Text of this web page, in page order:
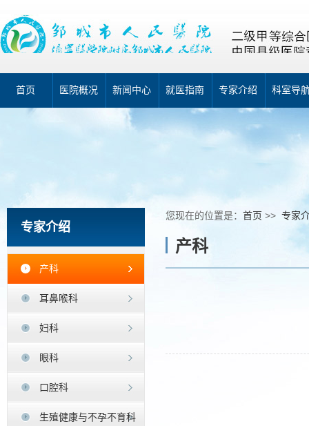
首页 医院概况 新闻中心 就医指南 专家介绍 科室导
专家介绍
产科
耳鼻喉科
妇科
眼科
口腔科
生殖健康与不孕不育科
您现在的位置是： 首页 >> 专家
产科